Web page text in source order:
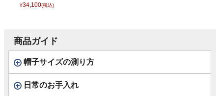
リッシュツイード
¥34,100(税込)
商品ガイド
帽子サイズの測り方
日常のお手入れ